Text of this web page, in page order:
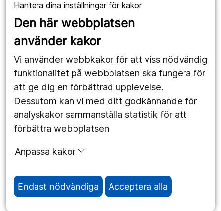
Hantera dina inställningar för kakor
Den här webbplatsen
använder kakor
Vi använder webbkakor för att viss nödvändig
funktionalitet på webbplatsen ska fungera för
att ge dig en förbättrad upplevelse.
Dessutom kan vi med ditt godkännande för
analyskakor sammanställa statistik för att
förbättra webbplatsen.
Anpassa kakor
Endast nödvändiga Acceptera alla
1177.se
Länstrafiken
Utveckling
Följ oss
Facebook